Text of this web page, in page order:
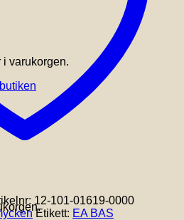
i varukorgen.
12-101-01619-0000
Etikett: EA BAS